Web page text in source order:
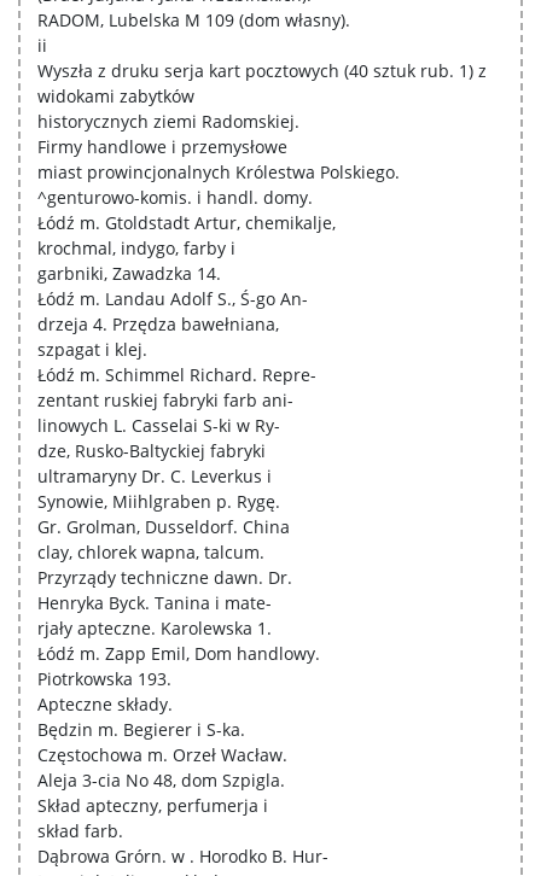
RADOM, Lubelska M 109 (dom własny).
ii
Wyszła z druku serja kart pocztowych (40 sztuk rub. 1) z
widokami zabytków
historycznych ziemi Radomskiej.
Firmy handlowe i przemysłowe
miast prowincjonalnych Królestwa Polskiego.
^genturowo-komis. i handl. domy.
Łódź m. Gtoldstadt Artur, chemikalje,
krochmal, indygo, farby i
garbniki, Zawadzka 14.
Łódź m. Landau Adolf S., Ś-go An-
drzeja 4. Przędza bawełniana,
szpagat i klej.
Łódź m. Schimmel Richard. Repre-
zentant ruskiej fabryki farb ani-
linowych L. Casselai S-ki w Ry-
dze, Rusko-Baltyckiej fabryki
ultramaryny Dr. C. Leverkus i
Synowie, Miihlgraben p. Rygę.
Gr. Grolman, Dusseldorf. China
clay, chlorek wapna, talcum.
Przyrządy techniczne dawn. Dr.
Henryka Byck. Tanina i mate-
rjały apteczne. Karolewska 1.
Łódź m. Zapp Emil, Dom handlowy.
Piotrkowska 193.
Apteczne składy.
Będzin m. Begierer i S-ka.
Częstochowa m. Orzeł Wacław.
Aleja 3-cia No 48, dom Szpigla.
Skład apteczny, perfumerja i
skład farb.
Dąbrowa Grórn. w . Horodko B. Hur-